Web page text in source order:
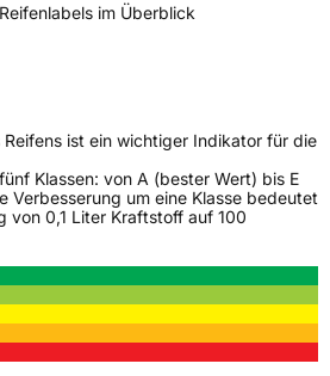
im Überblick
Reifens ist ein wichtiger Indikator für die
Klassen: von A (bester Wert) bis E
Verbesserung um eine Klasse bedeutet
von 0,1 Liter Kraftstoff auf 100